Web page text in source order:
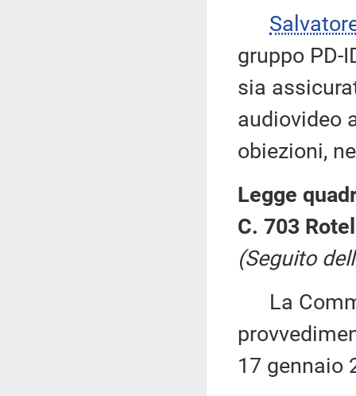
gruppo PD-
sia
audiovideo
obiezioni,
Legge
C. 703
(Seguito
La
17 gennaio